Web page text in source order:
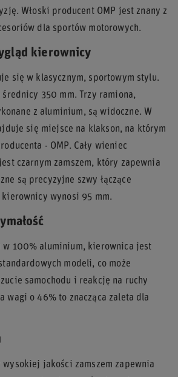
Włoski producent OMP jest znany z
dla sportów motorowych.
kierownicy
się w klasycznym, sportowym stylu.
średnicy 350 mm. Trzy ramiona,
z aluminium, są widoczne. W
się miejsce na klakson, na którym
- OMP. Cały wieniec
czarnym zamszem, który zapewnia
są precyzyjne szwy łączące
kierownicy wynosi 95 mm.
w 100% aluminium, kierownica jest
modeli, co może
samochodu i reakcję na ruchy
wagi o 46% to znacząca zaleta dla
jakości zamszem zapewnia